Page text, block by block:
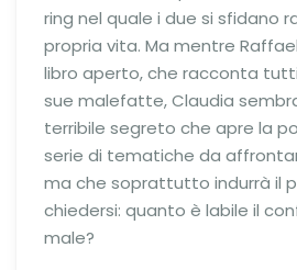
ring nel quale i due si sfidano
propria vita. Ma mentre
libro aperto, che racconta
sue malefatte, Claudia
terribile segreto che apre la
serie di tematiche da
ma che soprattutto indurrà il
chiedersi: quanto è labile il
male?